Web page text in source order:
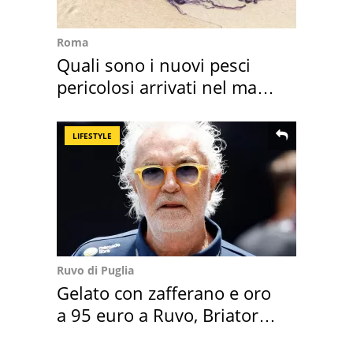
Roma
Quali sono i nuovi pesci
pericolosi arrivati nel mar
LIFESTYLE
Ruvo di Puglia
Gelato con zafferano e oro
a 95 euro a Ruvo, Briatore